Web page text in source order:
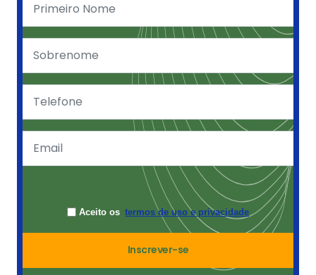
Aceito os termos de uso e privacidade
Inscrever-se